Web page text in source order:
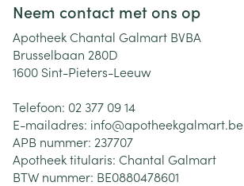
Neem contact met ons op
Apotheek Chantal Galmart BVBA
Brusselbaan 280D
1600 Sint-Pieters-Leeuw
Telefoon: 02 377 09 14
E-mailadres: info@apotheekgalmart.be
APB nummer: 237707
Apotheek titularis: Chantal Galmart
BTW nummer: BE0880478601